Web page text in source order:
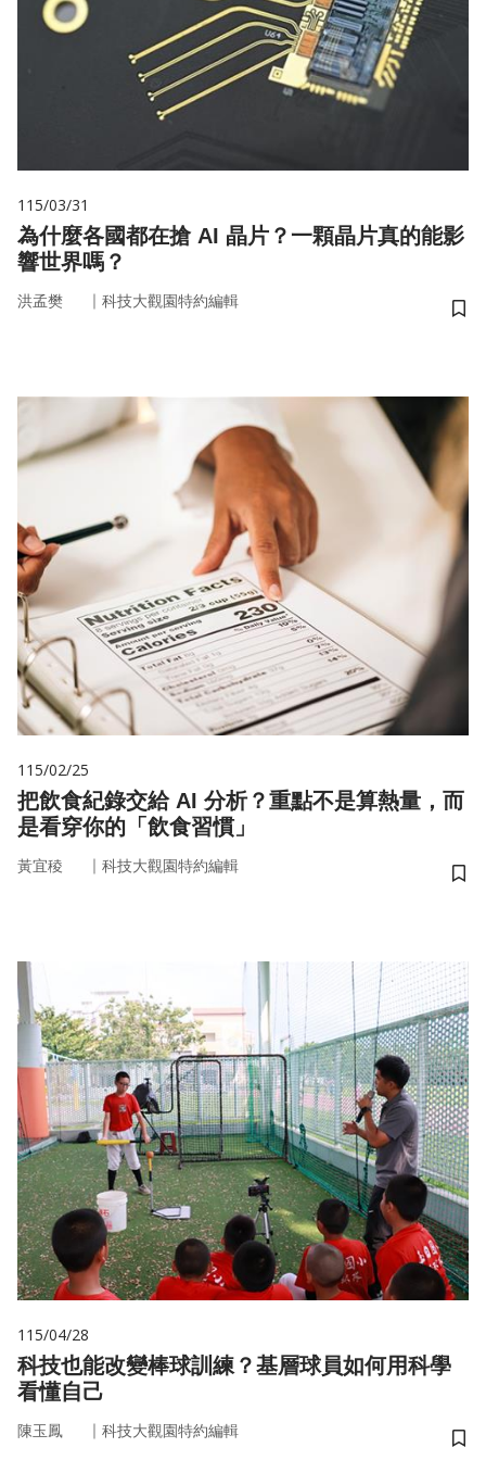
115/03/31
為什麼各國都在搶 AI 晶片？一顆晶片真的能影
響世界嗎？
洪孟樊 ｜ 科技大觀園特約編輯
儲
115/02/25
把飲食紀錄交給 AI 分析？重點不是算熱量，而
是看穿你的「飲食習慣」
黃宜稜 ｜ 科技大觀園特約編輯
儲
115/04/28
科技也能改變棒球訓練？基層球員如何用科學
看懂自己
陳玉鳳 ｜ 科技大觀園特約編輯
儲